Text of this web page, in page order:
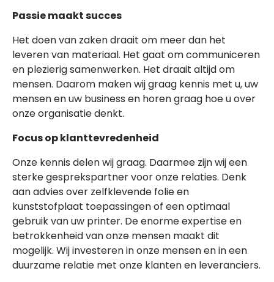
Passie maakt succes
Het doen van zaken draait om meer dan het
leveren van materiaal. Het gaat om communiceren
en plezierig samenwerken. Het draait altijd om
mensen. Daarom maken wij graag kennis met u, uw
mensen en uw business en horen graag hoe u over
onze organisatie denkt.
Focus op klanttevredenheid
Onze kennis delen wij graag. Daarmee zijn wij een
sterke gesprekspartner voor onze relaties. Denk
aan advies over zelfklevende folie en
kunststofplaat toepassingen of een optimaal
gebruik van uw printer. De enorme expertise en
betrokkenheid van onze mensen maakt dit
mogelijk. Wij investeren in onze mensen en in een
duurzame relatie met onze klanten en leveranciers.